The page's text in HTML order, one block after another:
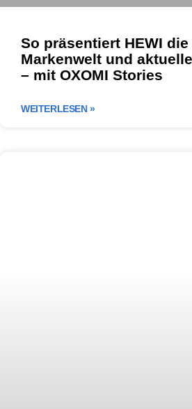
So präsentiert HEWI die
Markenwelt und
– mit OXOMI Stories
WEITERLESEN »